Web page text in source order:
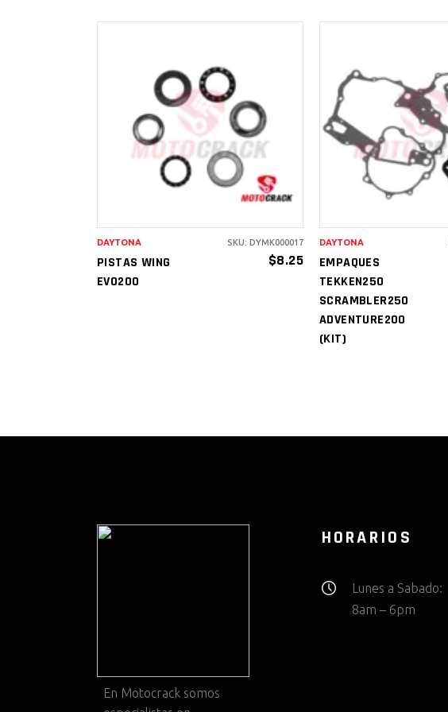
AÑADIR AL
CARRITO
PISTAS WING
EVO200
$8.25
DAYTONA SKU: DYMK000017
AÑADIR AL
CARRITO
EMPAQUES
TEKKEN250
SCRAMBLER250
ADVENTURE200
(KIT)
DAYTONA
En Motocrack somos
HORARIOS
Lunes a Sabado:
8am – 6pm